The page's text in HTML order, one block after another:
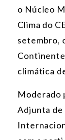
o Núcleo
Clima do
setembro,
climática
Moderado
Adjunta de